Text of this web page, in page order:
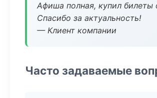
Афиша полная, купил билеты
Спасибо за актуальность!
— Клиент компании
Часто задаваемые